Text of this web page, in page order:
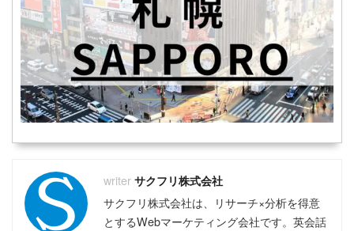
サクフリ株式会社
サクフリ株式会社は、リサーチ×分析を得意
とするWebマーケティング会社です。英会話